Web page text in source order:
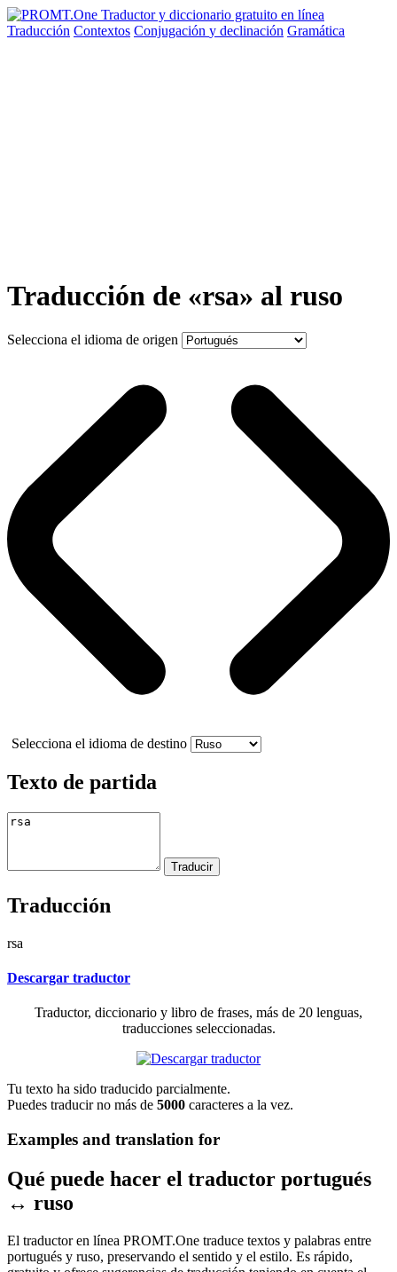
Traducción Contextos Conjugación y declinación Gramática
Traducción de «rsa» al ruso
Selecciona el idioma de origen
Selecciona el idioma de destino
Texto de partida
Traducción
rsa
Descargar traductor
Traductor, diccionario y libro de frases, más de 20 lenguas,
traducciones seleccionadas.
Tu texto ha sido traducido parcialmente.
Puedes traducir no más de 5000 caracteres a la vez.
Examples and translation for
Qué puede hacer el traductor portugués
↔ ruso
El traductor en línea PROMT.One traduce textos y palabras entre
portugués y ruso, preservando el sentido y el estilo. Es rápido,